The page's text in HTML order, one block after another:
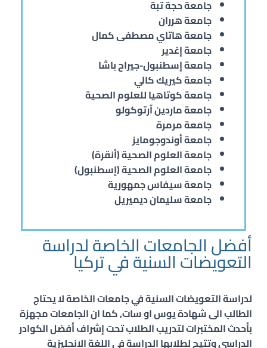
جامعة حجة تبة
جامعة هرران
جامعة هاتاي مصطفى كمال
جامعة إغدير
جامعة إسطنبول-جيراح باشا
جامعة كيريك كالي
جامعة كوتاهيا للعلوم الصحية
جامعة ماردين آرتوكولو
جامعة مرمرة
جامعة أوندوجومايز
جامعة العلوم الصحية (أنقرة)
جامعة العلوم الصحية (إسطنبول)
جامعة سيفاس جمهورية
جامعة سليمان ديميريل
أفضل الجامعات الخاصة لدراسة
التعويضات السنية في تركيا
لدراسةالتعويضات السنيةفي جامعات الخاصة لا يحتاج
الطالب الى شهادة يوس او سات, كما ان الجامعات مجهزة
بأحدث المختبرات لتدريب الطلاب تحت إشراف أفضل الكوادر
الدراسي وتتيح لطلابها الدراسة في اللغة الانجليزية